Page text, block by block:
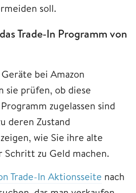
soll.
Trade-In Programm von
bei Amazon
sie prüfen, ob diese
zugelassen sind
deren Zustand
wie Sie ihre alte
zu Geld machen.
Trade-In Aktionsseite nach